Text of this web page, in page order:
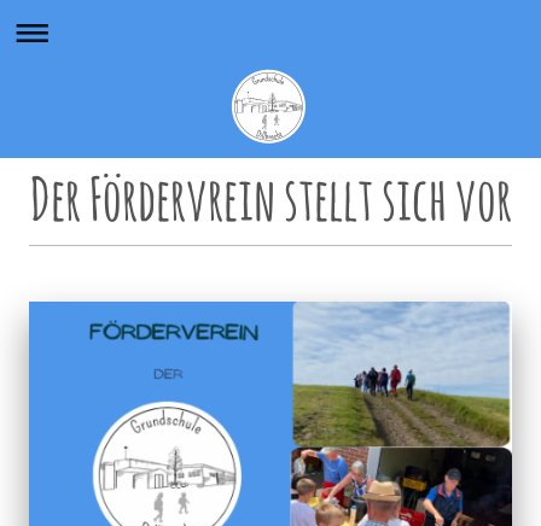
Der Fördervrein stellt sich vor